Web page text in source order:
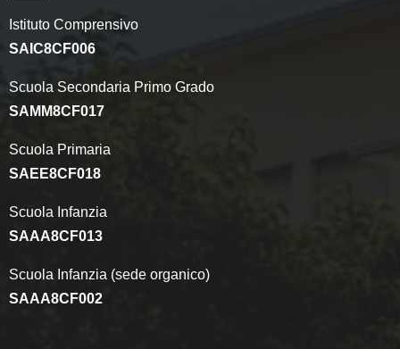
Istituto Comprensivo
SAIC8CF006
Scuola Secondaria Primo Grado
SAMM8CF017
Scuola Primaria
SAEE8CF018
Scuola Infanzia
SAAA8CF013
Scuola Infanzia (sede organico)
SAAA8CF002